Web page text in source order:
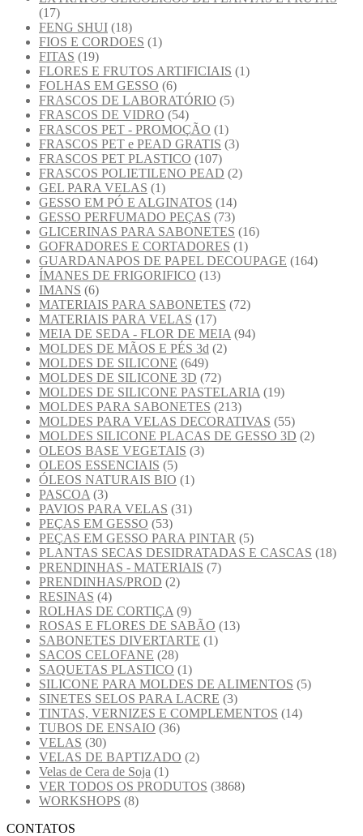
(17)
FENG SHUI (18)
FIOS E CORDOES (1)
FITAS (19)
FLORES E FRUTOS ARTIFICIAIS (1)
FOLHAS EM GESSO (6)
FRASCOS DE LABORATÓRIO (5)
FRASCOS DE VIDRO (54)
FRASCOS PET - PROMOÇÃO (1)
FRASCOS PET e PEAD GRATIS (3)
FRASCOS PET PLASTICO (107)
FRASCOS POLIETILENO PEAD (2)
GEL PARA VELAS (1)
GESSO EM PÓ E ALGINATOS (14)
GESSO PERFUMADO PEÇAS (73)
GLICERINAS PARA SABONETES (16)
GOFRADORES E CORTADORES (1)
GUARDANAPOS DE PAPEL DECOUPAGE (164)
ÍMANES DE FRIGORIFICO (13)
IMANS (6)
MATERIAIS PARA SABONETES (72)
MATERIAIS PARA VELAS (17)
MEIA DE SEDA - FLOR DE MEIA (94)
MOLDES DE MÃOS E PÉS 3d (2)
MOLDES DE SILICONE (649)
MOLDES DE SILICONE 3D (72)
MOLDES DE SILICONE PASTELARIA (19)
MOLDES PARA SABONETES (213)
MOLDES PARA VELAS DECORATIVAS (55)
MOLDES SILICONE PLACAS DE GESSO 3D (2)
OLEOS BASE VEGETAIS (3)
OLEOS ESSENCIAIS (5)
ÓLEOS NATURAIS BIO (1)
PASCOA (3)
PAVIOS PARA VELAS (31)
PEÇAS EM GESSO (53)
PEÇAS EM GESSO PARA PINTAR (5)
PLANTAS SECAS DESIDRATADAS E CASCAS (18)
PRENDINHAS - MATERIAIS (7)
PRENDINHAS/PROD (2)
RESINAS (4)
ROLHAS DE CORTIÇA (9)
ROSAS E FLORES DE SABÃO (13)
SABONETES DIVERTARTE (1)
SACOS CELOFANE (28)
SAQUETAS PLASTICO (1)
SILICONE PARA MOLDES DE ALIMENTOS (5)
SINETES SELOS PARA LACRE (3)
TINTAS, VERNIZES E COMPLEMENTOS (14)
TUBOS DE ENSAIO (36)
VELAS (30)
VELAS DE BAPTIZADO (2)
Velas de Cera de Soja (1)
VER TODOS OS PRODUTOS (3868)
WORKSHOPS (8)
CONTATOS